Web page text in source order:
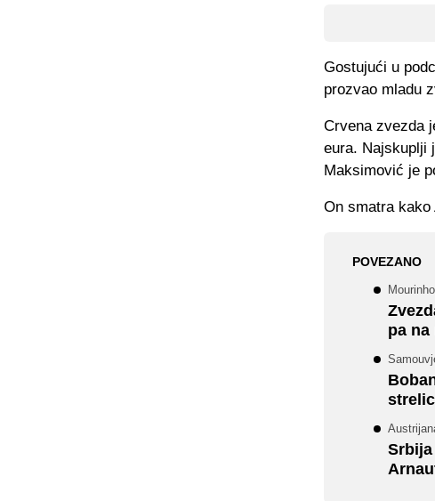
Gostujući u
prozvao mladu
Crvena zvezda
eura. Najskuplji
Maksimović je
On smatra kako
POVEZANO
pa